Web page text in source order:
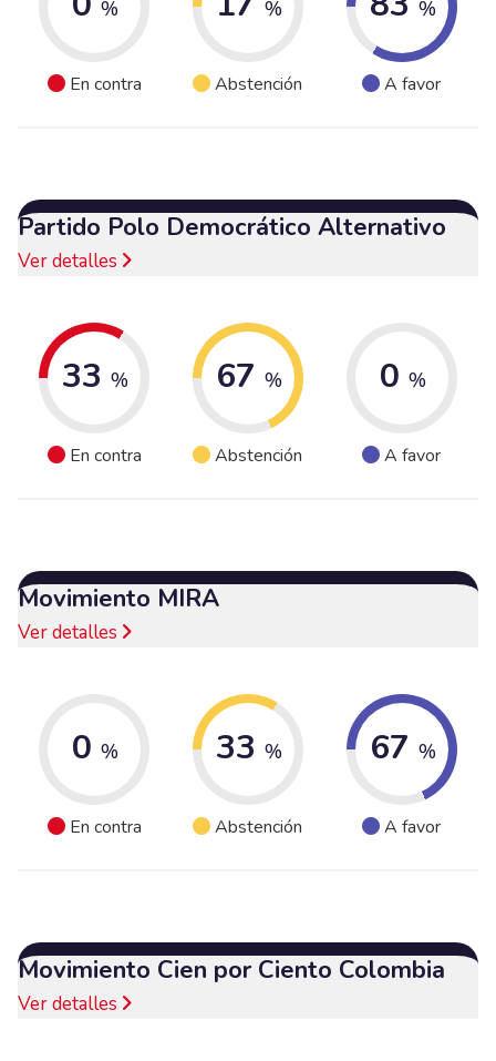
%
En contra
%
Abstención
%
A favor
Partido Polo Democrático Alternativo
Ver detalles
33 %
En contra
67 %
Abstención
0 %
A favor
Movimiento MIRA
Ver detalles
0 %
En contra
33 %
Abstención
67 %
A favor
Movimiento Cien por Ciento Colombia
Ver detalles